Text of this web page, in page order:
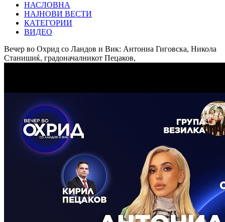
НАСЛОВНА
НАЈНОВИ ВЕСТИ
КАТЕГОРИИ
ВИДЕО
Вечер во Охрид со Ландов и Вик: Антониа Гиговска, Никола
Станишиќ, градоначалникот Пецаков,